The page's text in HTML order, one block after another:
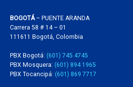
BOGOTÁ– PUENTE ARANDA
Carrera 58 # 14 – 01
111611 Bogotá, Colombia
PBX Bogotá: (601) 745 4745
PBX Mosquera: (601) 894 1965
PBX Tocancipá: (601) 869 7717